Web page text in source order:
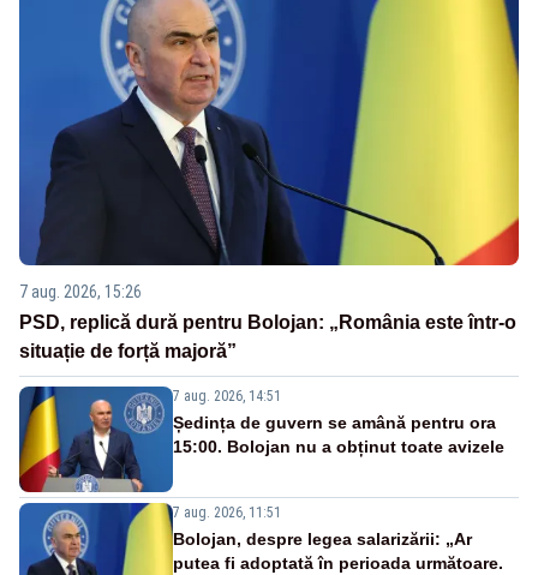
7 aug. 2026, 15:26
PSD, replică dură pentru Bolojan: „România este într-o
situație de forță majoră”
7 aug. 2026, 14:51
Ședința de guvern se amână pentru ora
15:00. Bolojan nu a obținut toate avizele
7 aug. 2026, 11:51
Bolojan, despre legea salarizării: „Ar
putea fi adoptată în perioada următoare.